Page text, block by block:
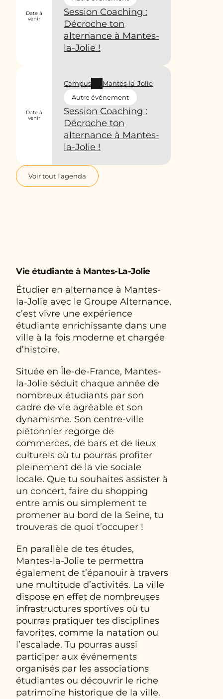
Session Coaching :
Décroche ton
alternance à Mantes-
la-Jolie !
Date à
venir
Session Coaching :
Décroche ton
alternance à Mantes-
la-Jolie !
Campus
Mantes-la-Jolie
Autre événement
Date à
venir
Voir tout l’agenda
Vie étudiante à Mantes-La-Jolie
Étudier en alternance à Mantes-
la-Jolie avec le Groupe Alternance,
c’est vivre une expérience
étudiante enrichissante dans une
ville à la fois moderne et chargée
d’histoire.
Située en Île-de-France, Mantes-
la-Jolie séduit chaque année de
nombreux étudiants par son
cadre de vie agréable et son
dynamisme. Son centre-ville
piétonnier regorge de
commerces, de bars et de lieux
culturels où tu pourras profiter
pleinement de la vie sociale
locale. Que tu souhaites assister à
un concert, faire du shopping
entre amis ou simplement te
promener au bord de la Seine, tu
trouveras de quoi t’occuper !
En parallèle de tes études,
Mantes-la-Jolie te permettra
également de t’épanouir à travers
une multitude d’activités. La ville
dispose en effet de nombreuses
infrastructures sportives où tu
pourras pratiquer tes disciplines
favorites, comme la natation ou
l’escalade. Tu pourras aussi
participer aux événements
organisés par les associations
étudiantes ou découvrir le riche
patrimoine historique de la ville.